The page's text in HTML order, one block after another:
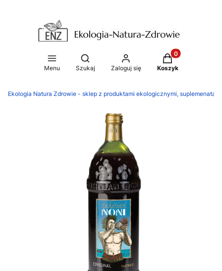
Menu
Otwórz wyszukiwarkę
Szukaj Zaloguj się
Produkty w
Koszyk
Ekologia Natura Zdrowie - sklep z produktami ekologicznymi,